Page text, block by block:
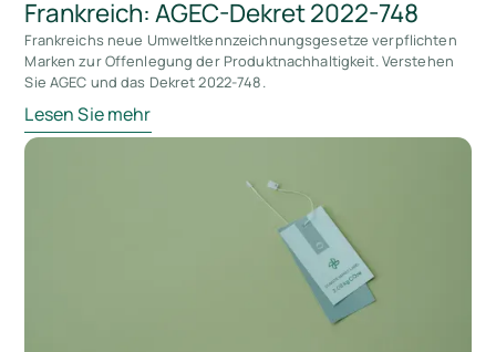
Frankreich: AGEC-Dekret 2022-748
Frankreichs neue Umweltkennzeichnungsgesetze verpflichten
Marken zur Offenlegung der Produktnachhaltigkeit. Verstehen
Sie AGEC und das Dekret 2022-748.
Lesen Sie mehr